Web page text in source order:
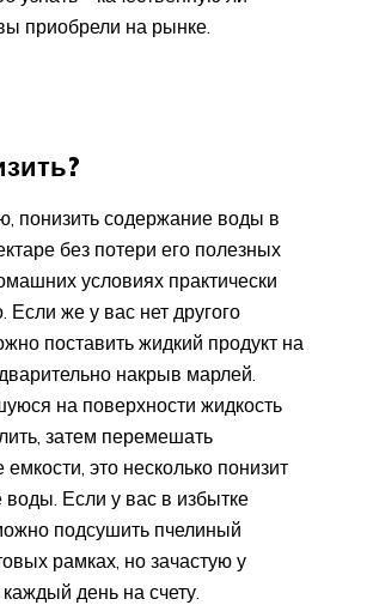
приобрели на рынке.
понизить содержание воды в
без потери его полезных
условиях практически
Если же у вас нет другого
поставить жидкий продукт на
накрыв марлей.
на поверхности жидкость
затем перемешать
это несколько понизит
Если у вас в избытке
подсушить пчелиный
рамках, но зачастую у
день на счету.